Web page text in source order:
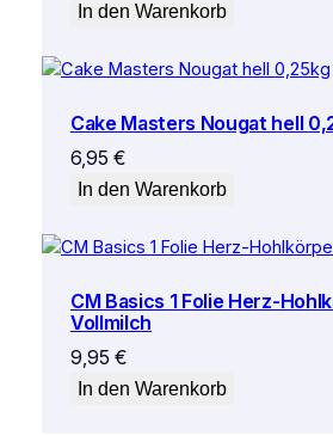
In den Warenkorb
Cake Masters Nougat hell
6,95 €
In den Warenkorb
CM Basics 1 Folie Herz-
Vollmilch
9,95 €
In den Warenkorb